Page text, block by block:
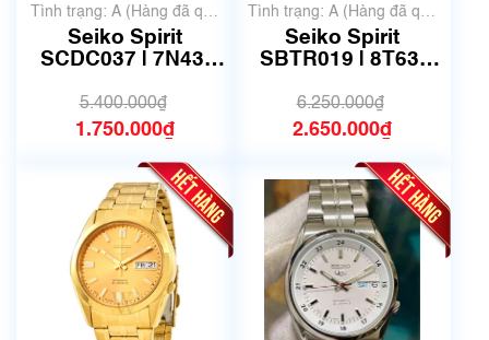
Tình trạng: A (Hàng đã qua
sử dụng nhưng rất đẹp,
không có xước)
Seiko Spirit
SCDC037 | 7N43-
Mã số 6631
5.400.000₫
1.750.000₫
Tình trạng: A (Hàng đã qua
sử dụng nhưng rất đẹp,
không có xước)
Seiko Spirit
SBTR019 | 8T63-
| Mã số 6634
6.250.000₫
2.650.000₫